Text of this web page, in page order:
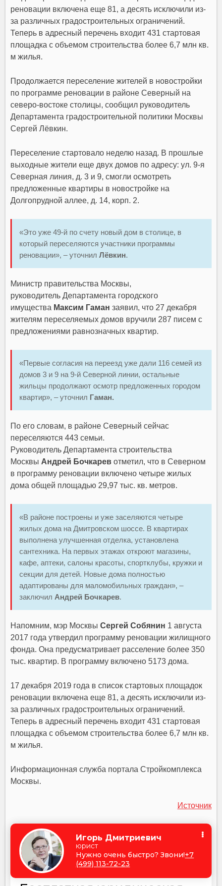
реновации включена еще 81, а десять исключили из-
за различных градостроительных ограничений.
Теперь в адресный перечень входит 431 стартовая
площадка с объемом строительства более 6,7 млн кв.
м жилья.
Продолжается переселение жителей в новостройки
по программе реновации в районе Северный на
северо-востоке столицы, сообщил руководитель
Департамента градостроительной политики Москвы
Сергей Лёвкин.
Переселение стартовало неделю назад. В прошлые
выходные жители еще двух домов по адресу: ул. 9-я
Северная линия, д. 3 и 9, смогли осмотреть
предложенные квартиры в новостройке на
Долгопрудной аллее, д. 14, корп. 2.
«Это уже 49-й по счету новый дом в столице, в
который переселяются участники программы
реновации», – уточнилЛёвкин.
Министр правительства Москвы,
руководитель Департамента городского
имущества Максим Гаман заявил, что 27 декабря
жителям переселяемых домов вручили 287 писем с
предложениями равнозначных квартир.
«Первые согласия на переезд уже дали 116 семей из
домов 3 и 9 на 9-й Северной линии, остальные
жильцы продолжают осмотр предложенных городом
квартир», – уточнил Гаман.
По его словам, в районе Северный сейчас
переселяются 443 семьи.
Руководитель Департамента строительства
Москвы Андрей Бочкаревотметил, что в Северном
в программу реновации включено четыре жилых
дома общей площадью 29,97 тыс. кв. метров.
«В районе построены и уже заселяются четыре
жилых дома на Дмитровском шоссе. В квартирах
выполнена улучшенная отделка, установлена
сантехника. На первых этажах откроют магазины,
кафе, аптеки, салоны красоты, спортклубы, кружки и
секции для детей. Новые дома полностью
адаптированы для маломобильных граждан», –
заключил Андрей Бочкарев.
Напомним, мэр МосквыСергей Собянин 1 августа
2017 года утвердил программу реновации жилищного
фонда. Она предусматривает расселение более 350
тыс. квартир. В программу включено 5173 дома.
17 декабря 2019 года в список стартовых площадок
реновации включена еще 81, а десять исключили из-
за различных градостроительных ограничений.
Теперь в адресный перечень входит 431 стартовая
площадка с объемом строительства более 6,7 млн кв.
м жилья.
Информационная служба портала Стройкомплекса
Москвы.
Источник